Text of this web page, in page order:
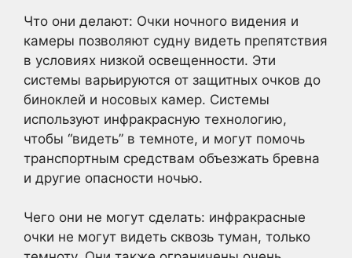
Что они делают: Очки ночного видения и
камеры позволяют судну видеть препятствия
в условиях низкой освещенности. Эти
системы варьируются от защитных очков до
биноклей и носовых камер. Системы
используют инфракрасную технологию,
чтобы “видеть” в темноте, и могут помочь
транспортным средствам объезжать бревна
и другие опасности ночью.
Чего они не могут сделать: инфракрасные
очки не могут видеть сквозь туман, только